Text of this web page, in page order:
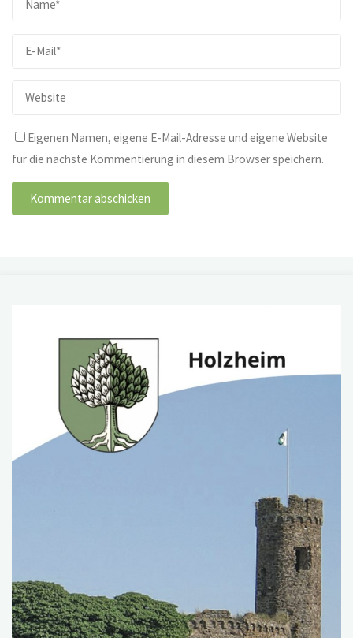
Eigenen Namen, eigene E-Mail-Adresse und eigene Website
für die nächste Kommentierung in diesem Browser speichern.